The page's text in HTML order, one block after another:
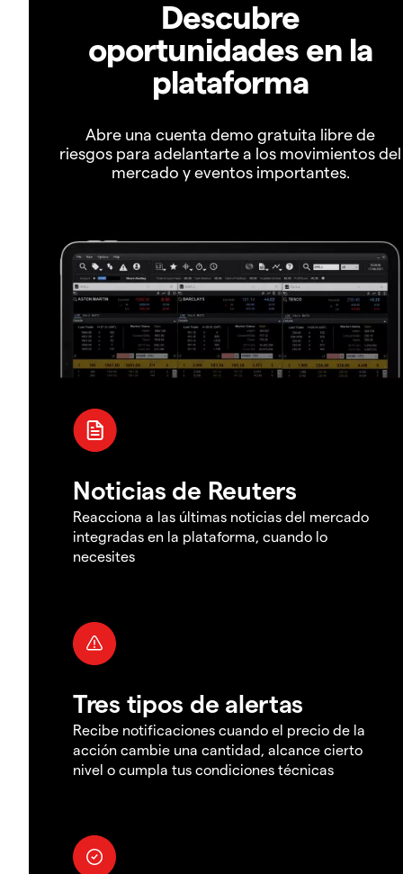
Descubre
oportunidades en la
plataforma
Abre una cuenta demo gratuita libre de
riesgos para adelantarte a los movimientos del
mercado y eventos importantes.
Noticias de Reuters
Reacciona a las últimas noticias del mercado
integradas en la plataforma, cuando lo
necesites
Tres tipos de alertas
Recibe notificaciones cuando el precio de la
acción cambie una cantidad, alcance cierto
nivel o cumpla tus condiciones técnicas